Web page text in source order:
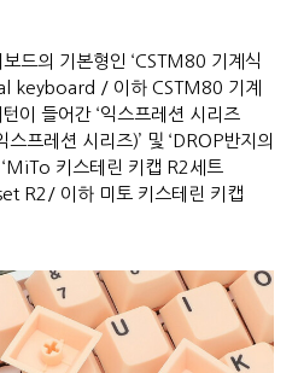
드의 기본형인 ‘CSTM80 기계식
keyboard / 이하 CSTM80 기계
이 들어간 ‘익스프레션 시리즈
프레션 시리즈)’ 및 ‘DROP반지의
키스테린 키캡 R2세트
R2/ 이하 미토 키스테린 키캡